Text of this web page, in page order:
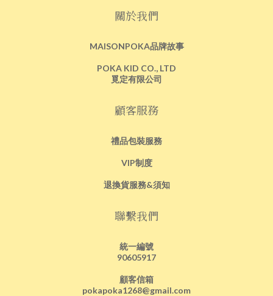
關於我們
MAISONPOKA品牌故事
POKA KID CO., LTD
覓定有限公司
顧客服務
禮品包裝服務
VIP制度
退換貨服務&須知
聯繫我們
統一編號
90605917
顧客信箱
pokapoka1268@gmail.com